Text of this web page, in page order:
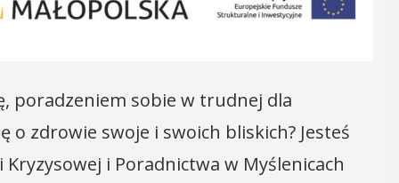
poradzeniem sobie w trudnej dla
o zdrowie swoje i swoich bliskich? Jesteś
i Poradnictwa w Myślenicach
Noc Muzeów 2026